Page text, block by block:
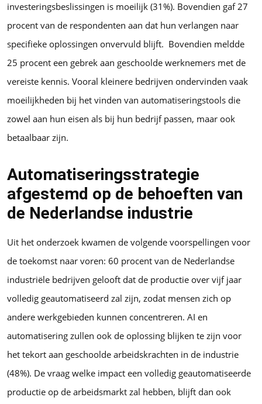
investeringsbeslissingen is moeilijk (31%). Bovendien gaf 27
procent van de respondenten aan dat hun verlangen naar
specifieke oplossingen onvervuld blijft. Bovendien meldde
25 procent een gebrek aan geschoolde werknemers met de
vereiste kennis. Vooral kleinere bedrijven ondervinden vaak
moeilijkheden bij het vinden van automatiseringstools die
zowel aan hun eisen als bij hun bedrijf passen, maar ook
betaalbaar zijn.
Automatiseringsstrategie
afgestemd op de behoeften van
de Nederlandse industrie
Uit het onderzoek kwamen de volgende voorspellingen voor
de toekomst naar voren: 60 procent van de Nederlandse
industriële bedrijven gelooft dat de productie over vijf jaar
volledig geautomatiseerd zal zijn, zodat mensen zich op
andere werkgebieden kunnen concentreren. AI en
automatisering zullen ook de oplossing blijken te zijn voor
het tekort aan geschoolde arbeidskrachten in de industrie
(48%). De vraag welke impact een volledig geautomatiseerde
productie op de arbeidsmarkt zal hebben, blijft dan ook